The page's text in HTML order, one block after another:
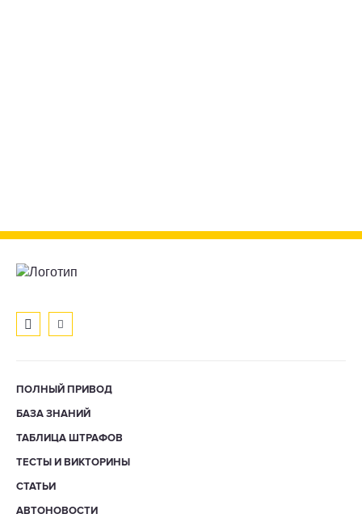
ПОЛНЫЙ ПРИВОД
БАЗА ЗНАНИЙ
ТАБЛИЦА ШТРАФОВ
ТЕСТЫ И ВИКТОРИНЫ
СТАТЬИ
АВТОНОВОСТИ